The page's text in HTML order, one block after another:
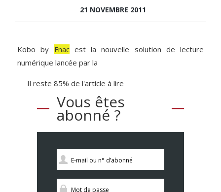
21 NOVEMBRE 2011
Kobo by Fnacest la nouvelle solution de lecture
numérique lancée par la
Il reste 85% de l'article à lire
Vous êtes
abonné ?